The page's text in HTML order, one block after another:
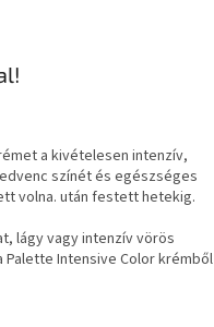
a kivételesen intenzív,
színét és egészséges
volna. után festett hetekig.
lágy vagy intenzív vörös
Intensive Color krémből